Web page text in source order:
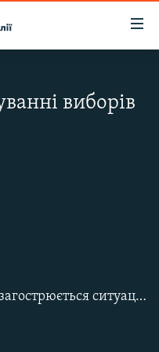
виборів
Чого чекати від виборів і чи загострюється ситуація на Донбасі. Напередодні «дня тиші»